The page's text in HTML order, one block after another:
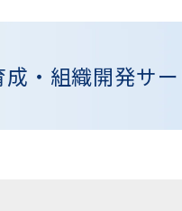
成・組織開発サ